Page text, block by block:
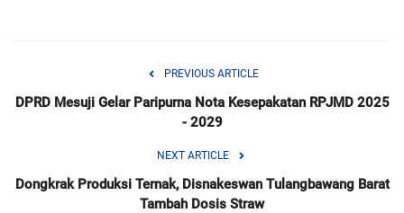
PREVIOUS ARTICLE
DPRD Mesuji Gelar Paripurna Nota Kesepakatan RPJMD 2025
- 2029
NEXT ARTICLE
Dongkrak Produksi Ternak, Disnakeswan Tulangbawang Barat
Tambah Dosis Straw